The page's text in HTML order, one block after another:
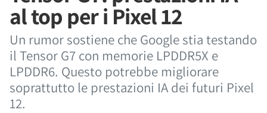
al top per i Pixel 12
Un rumor sostiene che Google stia testando
il Tensor G7 con memorie LPDDR5X e
LPDDR6. Questo potrebbe migliorare
soprattutto le prestazioni IA dei futuri Pixel
12.